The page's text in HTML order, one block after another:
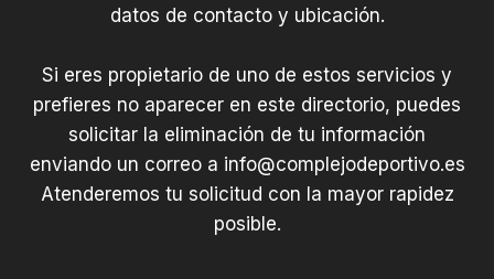
datos de contacto y ubicación.
Si eres propietario de uno de estos servicios y
prefieres no aparecer en este directorio, puedes
solicitar la eliminación de tu información
enviando un correo a info@complejodeportivo.es
Atenderemos tu solicitud con la mayor rapidez
posible.